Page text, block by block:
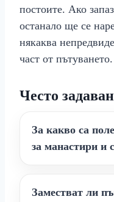
постоите. Ако
останало ще се
някаква
част от пътуването.
Често
За какво са
за манастири и
Заместват ли